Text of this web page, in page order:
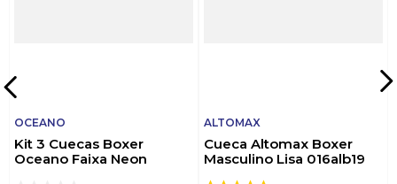
OCEANO
Kit 3 Cuecas Boxer
Oceano Faixa Neon
ALTOMAX
Cueca Altomax Boxer
Masculino Lisa 016alb19